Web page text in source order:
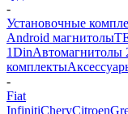
-
Установочные
Android магнитолы
1DinАвтомагнитолы
комплекты
-
Fiat
InfinitiCheryCitroen